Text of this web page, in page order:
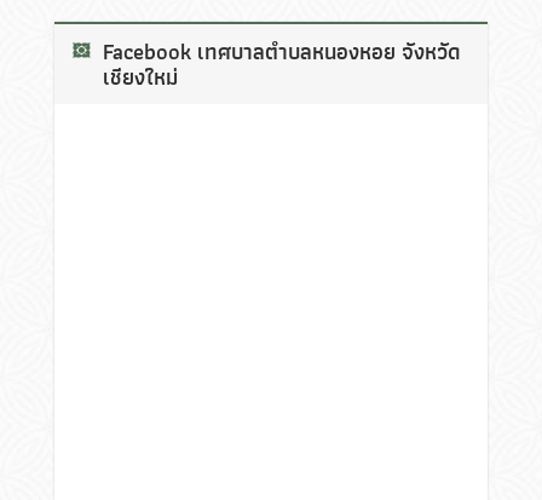
Facebook เทศบาลตำบลหนองหอย จังหวัด
เชียงใหม่